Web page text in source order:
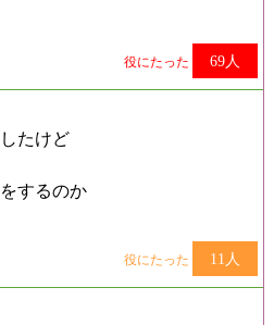
役にたった 69人
たけど
するのか
役にたった 11人